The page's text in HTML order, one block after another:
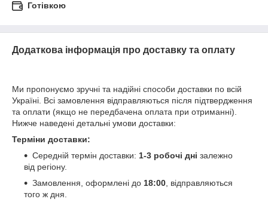
Готівкою
Додаткова інформація про доставку та оплату
Ми пропонуємо зручні та надійні способи доставки по всій
Україні. Всі замовлення відправляються після підтвердження
та оплати (якщо не передбачена оплата при отриманні).
Нижче наведені детальні умови доставки:
Терміни доставки:
Середній термін доставки: 1-3 робочі дні залежно
від регіону.
Замовлення, оформлені до 18:00, відправляються
того ж дня.